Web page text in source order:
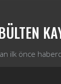
ilk önce